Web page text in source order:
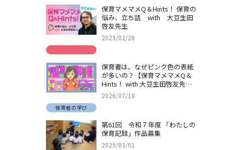
保育マメマメQ＆Hints！ 保育の
悩み、立ち話 with 大豆生田
啓友先生
2023/02/28
保育書は、なぜピンク色の表紙
が多いの？【保育マメマメQ＆
Hints！ with 大豆生田啓友先
生】
2026/07/18
保育者の学び
第61回 令和７年度 「わたしの
保育記録」作品募集
2025/03/01